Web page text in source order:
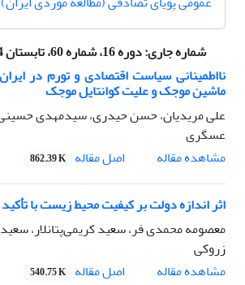
شماره جاری:دوره 16، شماره 60، تابستان 1404
نااطمینانی سیاست اقتصادی و تورم در
ماشین موجک و علیت کوانتایل موجک
علی مریدیان، حسن حیدری، سیدمهدی
عسگری
مشاهده مقاله
اصل مقاله 862.39 K
اثر اندازه دولت بر کیفیت محیط زیست با
معصومه محمدی فر، سعید کریمی‌پتانلار،
زروکی
مشاهده مقاله
اصل مقاله 540.75 K